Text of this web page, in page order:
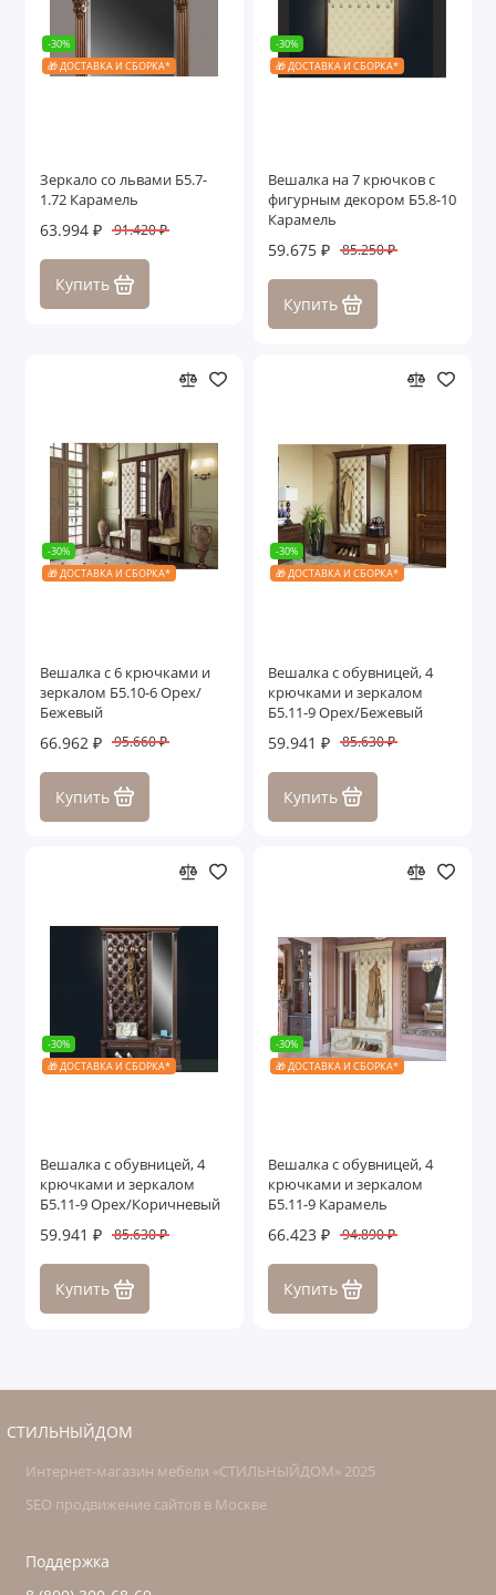
-30%
🎁 ДОСТАВКА И СБОРКА*
Зеркало со львами Б5.7-
1.72 Карамель
63.994 ₽ 91.420 ₽
Купить
-30%
🎁 ДОСТАВКА И СБОРКА*
Вешалка на 7 крючков с
фигурным декором Б5.8-10
Карамель
59.675 ₽ 85.250 ₽
Купить
-30%
🎁 ДОСТАВКА И СБОРКА*
Вешалка с 6 крючками и
зеркалом Б5.10-6 Орех/
Бежевый
66.962 ₽ 95.660 ₽
Купить
-30%
🎁 ДОСТАВКА И СБОРКА*
Вешалка с обувницей, 4
крючками и зеркалом
Б5.11-9 Орех/Бежевый
59.941 ₽ 85.630 ₽
Купить
-30%
🎁 ДОСТАВКА И СБОРКА*
Вешалка с обувницей, 4
крючками и зеркалом
Б5.11-9 Орех/Коричневый
59.941 ₽ 85.630 ₽
Купить
-30%
🎁 ДОСТАВКА И СБОРКА*
Вешалка с обувницей, 4
крючками и зеркалом
Б5.11-9 Карамель
66.423 ₽ 94.890 ₽
Купить
СТИЛЬНЫЙДОМ
Интернет-магазин мебели «СТИЛЬНЫЙДОМ» 2025
SEO продвижение сайтов в Москве
Поддержка